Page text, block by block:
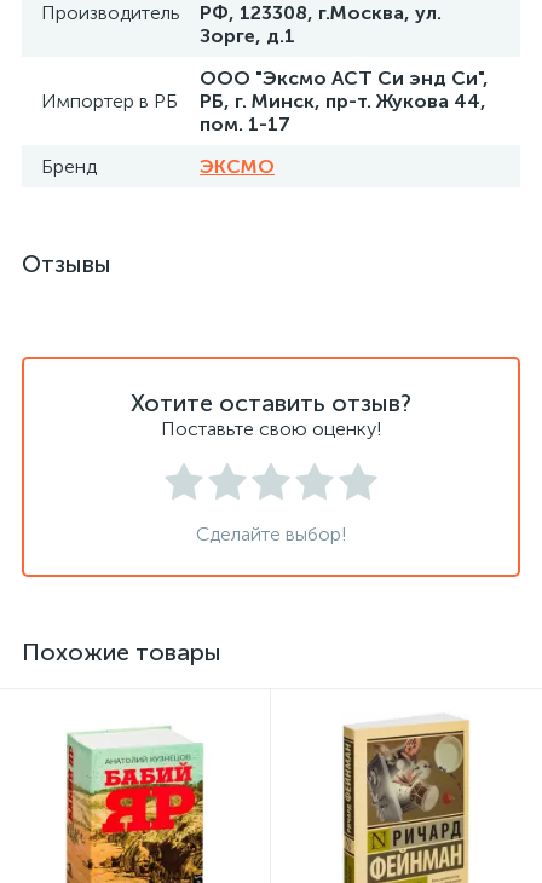
Производитель
РФ, 123308, г.Москва, ул.
Зорге, д.1
Импортер в РБ
ООО "Эксмо АСТ Си энд Си",
РБ, г. Минск, пр-т. Жукова 44,
пом. 1-17
Бренд
ЭКСМО
Отзывы
Хотите оставить отзыв?
Поставьте свою оценку!
Сделайте выбор!
Похожие товары